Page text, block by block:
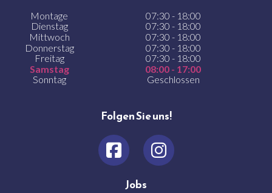
Montage
07:30 - 18:00
Dienstag
07:30 - 18:00
Mittwoch
07:30 - 18:00
Donnerstag
07:30 - 18:00
Freitag
07:30 - 18:00
Samstag
08:00 - 17:00
Sonntag
Geschlossen
Folgen Sie uns!
Jobs